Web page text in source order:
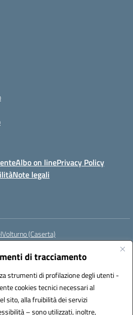
di tracciamento
strumenti di profilazione degli utenti -
cookies tecnici necessari al
sito, alla fruibilità dei servizi
– sono utilizzati, inoltre,
Albo on linePrivacy Policy
Note legali
(Caserta)
ceis014005@pec.istruzione.it
(IPA): istsc_ceis014005
UOU8EW